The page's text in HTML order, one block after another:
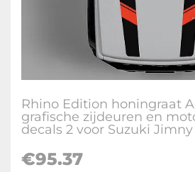
Rhino Edition honingraat
grafische zijdeuren en
decals 2 voor Suzuki Jimny
€95.37